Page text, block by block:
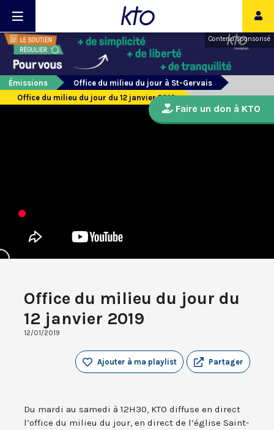
Contenu sponsorisé
Émissions
Office du milieu du jour à St-Gervais
Office du milieu du jour du 12 janvier 2019
Office du milieu du jour du
12 janvier 2019
12/01/2019
Partager
Ajouter à ma playlist
Du mardi au samedi à 12H30, KTO diffuse en direct
l’office du milieu du jour, en direct de l’église Saint-
Faire un don à KTO